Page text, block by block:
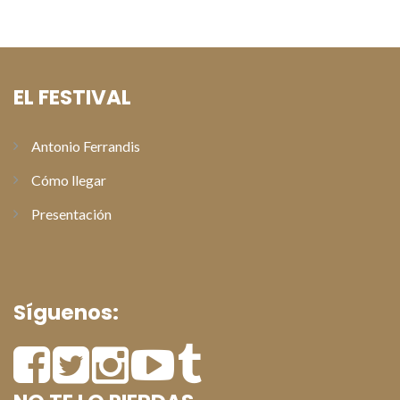
EL FESTIVAL
Antonio Ferrandis
Cómo llegar
Presentación
Síguenos: